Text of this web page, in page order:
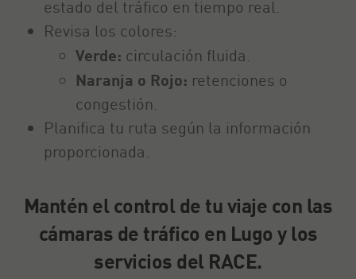
estado del tráfico en tiempo real.
Revisa los colores:
Verde: circulación fluida.
Naranja o Rojo: retenciones o
congestión.
Planifica tu ruta según la información
proporcionada.
Mantén el control de tu viaje con las
cámaras de tráfico en Lugo y los
servicios del RACE.